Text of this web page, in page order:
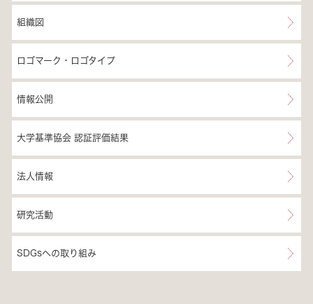
組織図
ロゴマーク・ロゴタイプ
情報公開
大学基準協会 認証評価結果
法人情報
研究活動
SDGsへの取り組み